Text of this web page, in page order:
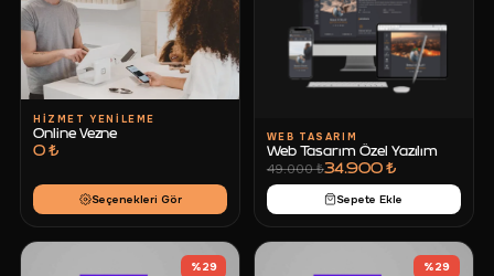
HIZMET YENILEME
Online Vezne
0 ₺
Seçenekleri Gör
WEB TASARIM
Web Tasarım Özel Yazılım
49.000 ₺34.900 ₺
Sepete Ekle
%29 %29